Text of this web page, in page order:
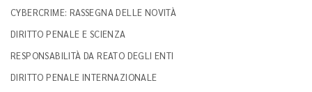
CYBERCRIME: RASSEGNA DELLE NOVITÀ
DIRITTO PENALE E SCIENZA
RESPONSABILITÀ DA REATO DEGLI ENTI
DIRITTO PENALE INTERNAZIONALE